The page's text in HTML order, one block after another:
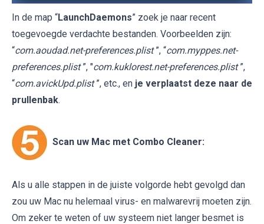
In de map “LaunchDaemons” zoek je naar recent
toegevoegde verdachte bestanden. Voorbeelden zijn:
“com.aoudad.net-preferences.plist ”, “com.myppes.net-
preferences.plist ”, "com.kuklorest.net-preferences.plist ”,
“com.avickUpd.plist ”, etc., en je verplaatst deze naar de
prullenbak.
Scan uw Mac met Combo Cleaner:
Als u alle stappen in de juiste volgorde hebt gevolgd dan
zou uw Mac nu helemaal virus- en malwarevrij moeten zijn.
Om zeker te weten of uw systeem niet langer besmet is